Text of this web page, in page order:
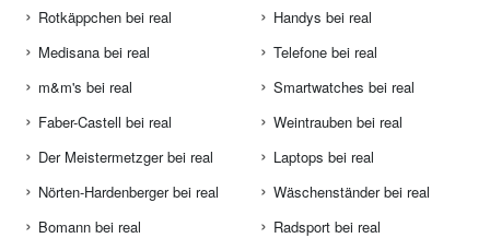
Rotkäppchen bei real
Medisana bei real
m&m's bei real
Faber-Castell bei real
Der Meistermetzger bei real
Nörten-Hardenberger bei real
Bomann bei real
Handys bei real
Telefone bei real
Smartwatches bei real
Weintrauben bei real
Laptops bei real
Wäschenständer bei real
Radsport bei real